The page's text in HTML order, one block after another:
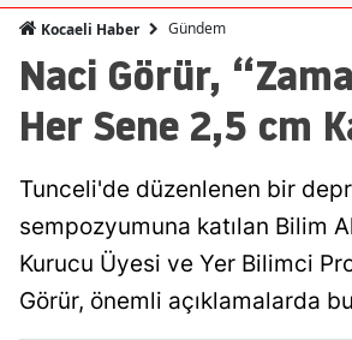
Kocaeli Haber Gündem
Naci Görür,
Her Sene 2,5 cm
Tunceli'de düzenlenen bir
sempozyumuna katılan Bilim
Kurucu Üyesi ve Yer Bilimci
Görür, önemli açıklamalarda